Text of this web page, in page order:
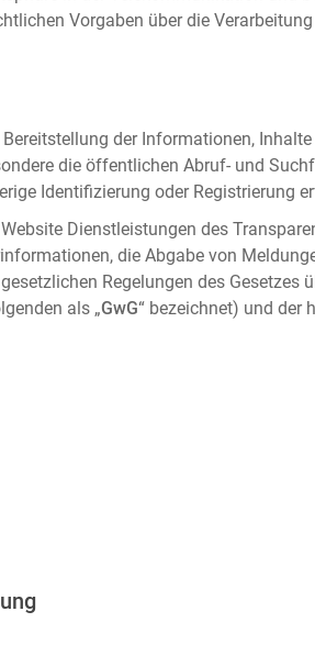
Vorgaben über die
der Informationen,
die öffentlichen Abruf- und
Identifizierung oder Registrierung
Dienstleistungen des
die Abgabe von
Regelungen des Gesetzes
als „GwG“ bezeichnet) und der